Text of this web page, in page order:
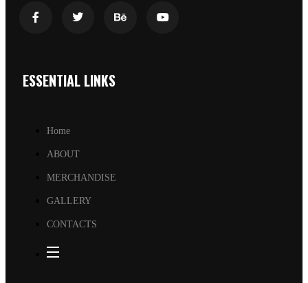
ESSENTIAL LINKS
Home
ABOUT
MERCHANDISE
GALLERY
CONTACTS